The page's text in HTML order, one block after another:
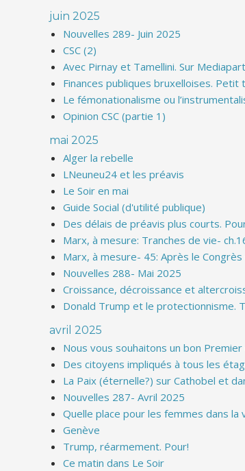
juin 2025
Nouvelles 289- Juin 2025
CSC (2)
Avec Pirnay et Tamellini. Sur Mediapart
Finances publiques bruxelloises. Petit
Le fémonationalisme ou
Opinion CSC (partie 1)
mai 2025
Alger la rebelle
LNeuneu24 et les préavis
Le Soir en mai
Guide Social (d'utilité publique)
Des délais de préavis plus courts.
Marx, à mesure: Tranches de vie-
Marx, à mesure- 45: Après le
Nouvelles 288- Mai 2025
Croissance, décroissance et
Donald Trump et le protectionnisme.
avril 2025
Nous vous souhaitons un bon
Des citoyens impliqués à tous les
La Paix (éternelle?) sur Cathobel et
Nouvelles 287- Avril 2025
Quelle place pour les femmes dans
Genève
Trump, réarmement. Pour!
Ce matin dans Le Soir